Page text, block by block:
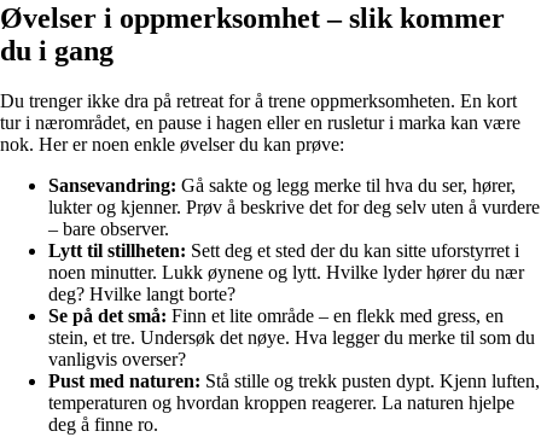
Øvelser i oppmerksomhet – slik kommer
du i gang
Du trenger ikke dra på retreat for å trene oppmerksomheten. En kort
tur i nærområdet, en pause i hagen eller en rusletur i marka kan være
nok. Her er noen enkle øvelser du kan prøve:
Sansevandring: Gå sakte og legg merke til hva du ser, hører,
lukter og kjenner. Prøv å beskrive det for deg selv uten å vurdere
– bare observer.
Lytt til stillheten: Sett deg et sted der du kan sitte uforstyrret i
noen minutter. Lukk øynene og lytt. Hvilke lyder hører du nær
deg? Hvilke langt borte?
Se på det små: Finn et lite område – en flekk med gress, en
stein, et tre. Undersøk det nøye. Hva legger du merke til som du
vanligvis overser?
Pust med naturen: Stå stille og trekk pusten dypt. Kjenn luften,
temperaturen og hvordan kroppen reagerer. La naturen hjelpe
deg å finne ro.